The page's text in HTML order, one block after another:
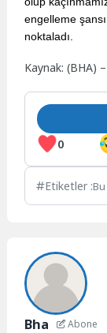
engelleme
noktaladı.
Kaynak: (BHA)
0
Etiketler :
Bha Abone